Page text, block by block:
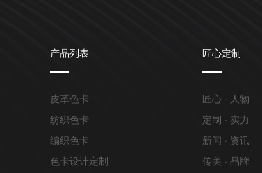
产品列表
皮革色卡
纺织色卡
编织色卡
色卡设计定制
匠心定制
匠心 · 人物
定制 · 实力
新闻 · 资讯
传美 · 品牌